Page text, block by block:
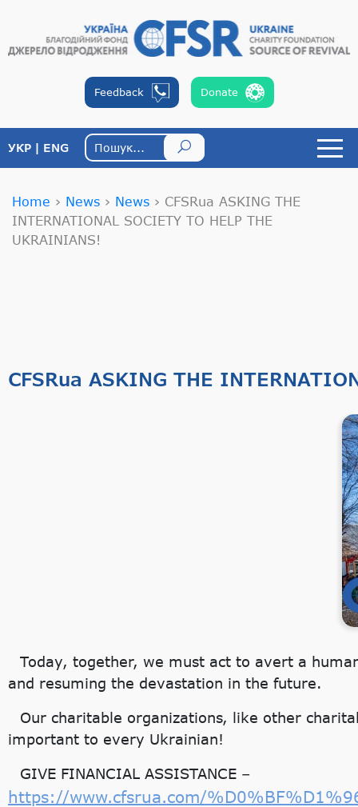
Feedback Donate
УКР ENG
Home › News › News › CFSRua ASKING THE
INTERNATIONAL SOCIETY TO HELP THE
UKRAINIANS!
CFSRua ASKING THE
Today, together, we must act to avert a
and resuming the devastation in the future.
Our charitable organizations, like other
important to every Ukrainian!
GIVE FINANCIAL ASSISTANCE –
https://www.cfsrua.com/